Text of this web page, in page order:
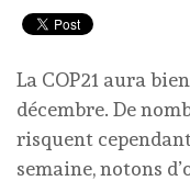
La COP21 aura
décembre. De
risquent
semaine, notons